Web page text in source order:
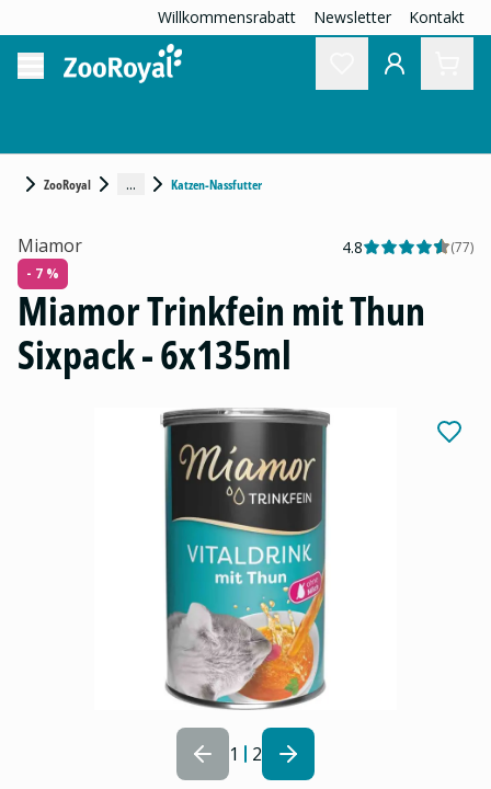
Willkommensrabatt Newsletter Kontakt
ZooRoyal ... Katzen-Nassfutter
1 2
Miamor 4.8 (77)
- 7 %
Miamor Trinkfein mit Thun
Sixpack - 6x135ml